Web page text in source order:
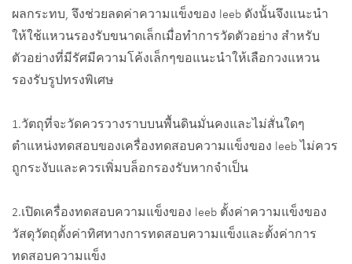
ผลกระทบ, จึงช่วยลดค่าความแข็งของ leeb ดังนั้นจึงแนะนำ
ให้ใช้แหวนรองรับขนาดเล็กเมื่อทำการวัดตัวอย่าง สำหรับ
ตัวอย่างที่มีรัศมีความโค้งเล็กๆขอแนะนำให้เลือกวงแหวน
รองรับรูปทรงพิเศษ
1.วัตถุที่จะวัดควรวางราบบนพื้นดินมั่นคงและไม่สั่นใดๆ
ตำแหน่งทดสอบของเครื่องทดสอบความแข็งของ leeb ไม่ควร
ถูกระงับและควรเพิ่มบล็อกรองรับหากจำเป็น
2.เปิดเครื่องทดสอบความแข็งของ leeb ตั้งค่าความแข็งของ
วัสดุวัตถุตั้งค่าทิศทางการทดสอบความแข็งและตั้งค่าการ
ทดสอบความแข็ง